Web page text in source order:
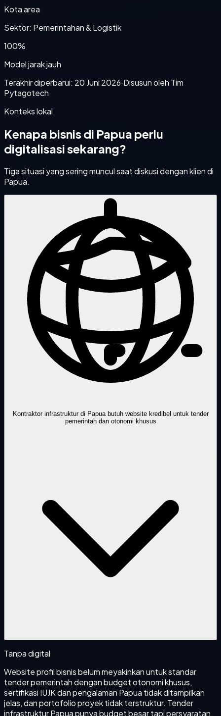
Kota area
Sektor: Pemerintahan & Logistik
100%
Model jarak jauh
Terakhir diperbarui: 20 Juni 2026·Disusun oleh Tim
Pytagotech
Konteks lokal
Kenapa bisnis di Papua perlu
digitalisasi sekarang?
Tiga situasi yang sering muncul saat diskusi dengan klien di
Papua.
Kontraktor infrastruktur di Papua butuh website kredibel untuk tender
pemerintah dan otonomi khusus
Tanpa digital
Website profil bisnis belum meyakinkan untuk standar
tender pemerintah dengan budget otonomi khusus,
sertifikasi IUJK dan pengalaman Papua tidak ditampilkan
jelas, dan portofolio proyek tidak terstruktur. Tender
infrastruktur Papua punya budget besar tapi persyaratan